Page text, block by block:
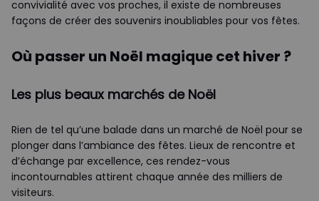
convivialité avec vos proches, il existe de nombreuses
façons de créer des souvenirs inoubliables pour vos fêtes.
Où passer un Noël magique cet hiver ?
Les plus beaux marchés de Noël
Rien de tel qu’une balade dans un marché de Noël pour se
plonger dans l’ambiance des fêtes. Lieux de rencontre et
d’échange par excellence, ces rendez-vous
incontournables attirent chaque année des milliers de
visiteurs.